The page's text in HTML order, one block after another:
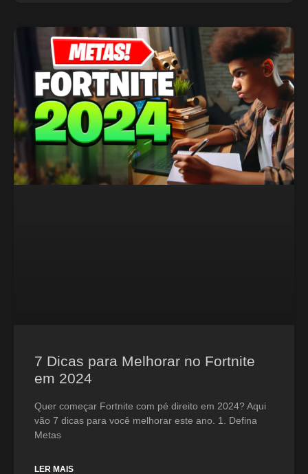
7 Dicas para Melhorar no Fortnite
em 2024
Quer começar Fortnite com pé direito em 2024? Aqui
vão 7 dicas para você melhorar este ano. 1. Defina
Metas
LER MAIS